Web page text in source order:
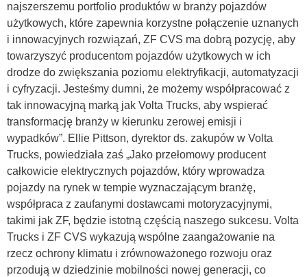
najszerszemu portfolio produktów w branży pojazdów
użytkowych, które zapewnia korzystne połączenie uznanych
i innowacyjnych rozwiązań, ZF CVS ma dobrą pozycję, aby
towarzyszyć producentom pojazdów użytkowych w ich
drodze do zwiększania poziomu elektryfikacji, automatyzacji
i cyfryzacji. Jesteśmy dumni, że możemy współpracować z
tak innowacyjną marką jak Volta Trucks, aby wspierać
transformację branży w kierunku zerowej emisji i
wypadków”. Ellie Pittson, dyrektor ds. zakupów w Volta
Trucks, powiedziała zaś „Jako przełomowy producent
całkowicie elektrycznych pojazdów, który wprowadza
pojazdy na rynek w tempie wyznaczającym branżę,
współpraca z zaufanymi dostawcami motoryzacyjnymi,
takimi jak ZF, będzie istotną częścią naszego sukcesu. Volta
Trucks i ZF CVS wykazują wspólne zaangażowanie na
rzecz ochrony klimatu i zrównoważonego rozwoju oraz
przodują w dziedzinie mobilności nowej generacji, co